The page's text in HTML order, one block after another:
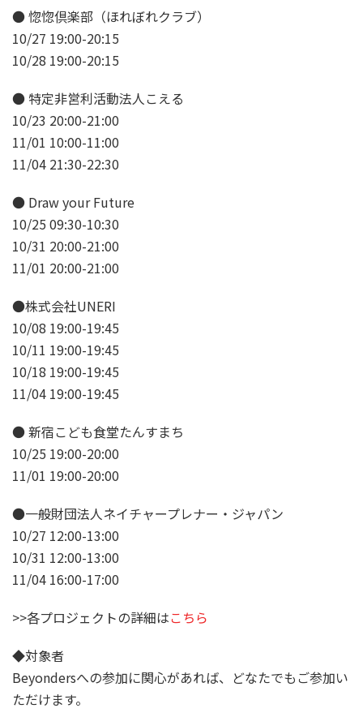
● 惚惚倶楽部（ほれぼれクラブ）
10/27 19:00-20:15
10/28 19:00-20:15
● 特定非営利活動法人こえる
10/23 20:00-21:00
11/01 10:00-11:00
11/04 21:30-22:30
● Draw your Future
10/25 09:30-10:30
10/31 20:00-21:00
11/01 20:00-21:00
●株式会社UNERI
10/08 19:00-19:45
10/11 19:00-19:45
10/18 19:00-19:45
11/04 19:00-19:45
● 新宿こども食堂たんすまち
10/25 19:00-20:00
11/01 19:00-20:00
●一般財団法人ネイチャープレナー・ジャパン
10/27 12:00-13:00
10/31 12:00-13:00
11/04 16:00-17:00
>>各プロジェクトの詳細はこちら
◆対象者
Beyondersへの参加に関心があれば、どなたでもご参加い
ただけます。